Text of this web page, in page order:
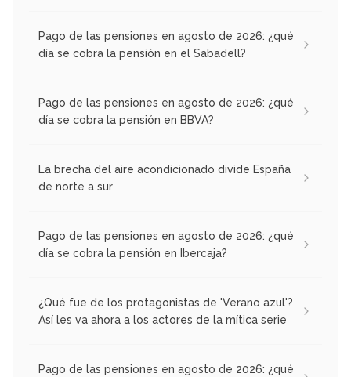
Pago de las pensiones en agosto de 2026: ¿qué
día se cobra la pensión en el Sabadell?
Pago de las pensiones en agosto de 2026: ¿qué
día se cobra la pensión en BBVA?
La brecha del aire acondicionado divide España
de norte a sur
Pago de las pensiones en agosto de 2026: ¿qué
día se cobra la pensión en Ibercaja?
¿Qué fue de los protagonistas de 'Verano azul'?
Así les va ahora a los actores de la mítica serie
Pago de las pensiones en agosto de 2026: ¿qué